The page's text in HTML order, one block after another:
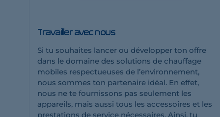
Travailler avec nous
Si tu souhaites lancer ou développer ton offre
dans le domaine des solutions de chauffage
mobiles respectueuses de l’environnement,
nous sommes ton partenaire idéal. En effet,
nous ne te fournissons pas seulement les
appareils, mais aussi tous les accessoires et les
prestations de service nécessaires. Ainsi, tu